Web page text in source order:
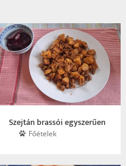
Szejtán brassói egyszerűen
Főételek